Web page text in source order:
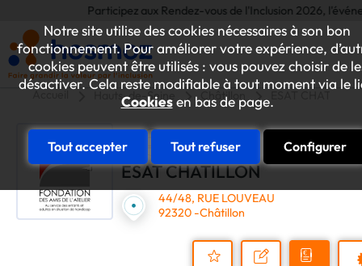
Notre site utilise des cookies nécessaires à son bon
fonctionnement. Pour améliorer votre expérience,
cookies peuvent être utilisés : vous pouvez choisir de
désactiver. Cela reste modifiable à tout moment via le
Cookiesen bas de page.
Tout accepter Tout refuser Configurer
Participez aux Rendez-vous de l'Inclusion 2026,
Accueil Hauts-de-Seine Châtillon
ESAT CHATILLON
44/48, RUE LOUVEAU
92320 -Châtillon